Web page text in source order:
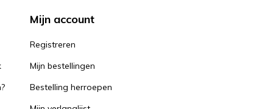
Mijn account
Registreren
Mijn bestellingen
Bestelling herroepen